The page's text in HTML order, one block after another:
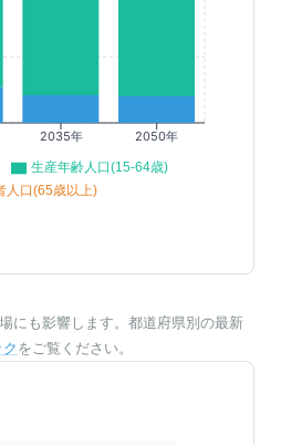
2035年 2050年
生産年齢人口(15-64歳)
人口(65歳以上)
にも影響します。都道府県別の最新
をご覧ください。